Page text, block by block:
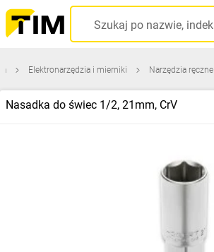
Elektronarzędzia i mierniki Narzędzia ręczne
Nasadka do świec 1/2, 21mm, CrV